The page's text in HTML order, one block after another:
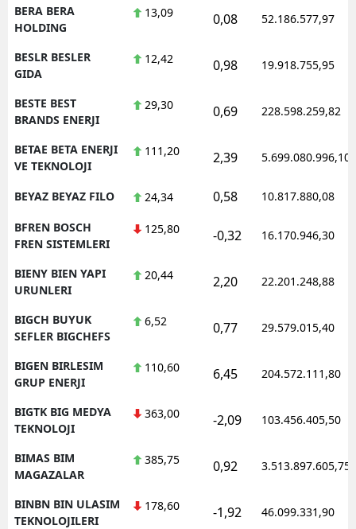
BERA BERA
HOLDING
13,09 0,08 52.186.577,97
BESLR BESLER
GIDA
12,42 0,98 19.918.755,95
BESTE BEST
BRANDS ENERJI
29,30 0,69 228.598.259,82
BETAE BETA ENERJI
VE TEKNOLOJI
111,20 2,39 5.699.080.996,10
BEYAZ BEYAZ FILO 24,34 0,58 10.817.880,08
BFREN BOSCH
FREN SISTEMLERI
125,80 -0,32 16.170.946,30
BIENY BIEN YAPI
URUNLERI
20,44 2,20 22.201.248,88
BIGCH BUYUK
SEFLER BIGCHEFS
6,52 0,77 29.579.015,40
BIGEN BIRLESIM
GRUP ENERJI
110,60 6,45 204.572.111,80
BIGTK BIG MEDYA
TEKNOLOJI
363,00 -2,09 103.456.405,50
BIMAS BIM
MAGAZALAR
385,75 0,92 3.513.897.605,75
BINBN BIN ULASIM
TEKNOLOJILERI
178,60 -1,92 46.099.331,90